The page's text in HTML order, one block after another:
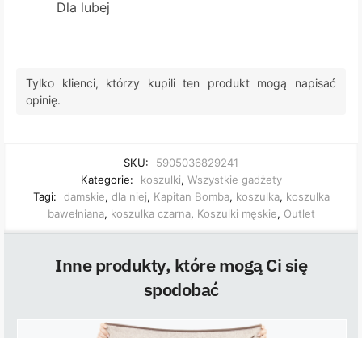
Dla lubej
Tylko klienci, którzy kupili ten produkt mogą napisać
opinię.
SKU:
5905036829241
Kategorie:
koszulki, Wszystkie gadżety
Tagi:
damskie, dla niej, Kapitan Bomba, koszulka, koszulka
bawełniana, koszulka czarna, Koszulki męskie, Outlet
Inne produkty, które mogą Ci się
spodobać